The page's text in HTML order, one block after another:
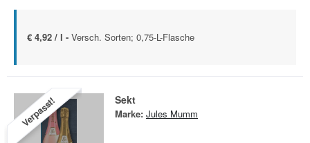
€ 4,92 / l - Versch. Sorten; 0,75-L-Flasche
Verpasst! Sekt
Marke: Jules Mumm